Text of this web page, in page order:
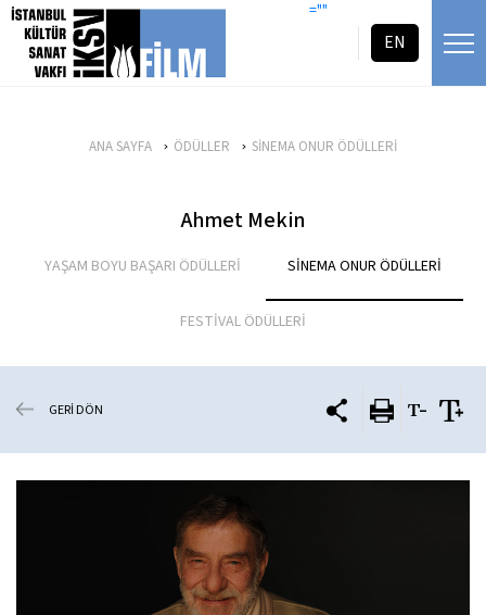
icerigi atla =""
EN
ANA SAYFA ÖDÜLLER SİNEMA ONUR ÖDÜLLERİ
Ahmet Mekin
YAŞAM BOYU BAŞARI ÖDÜLLERİ SİNEMA ONUR ÖDÜLLERİ
FESTİVAL ÖDÜLLERİ
GERİ DÖN